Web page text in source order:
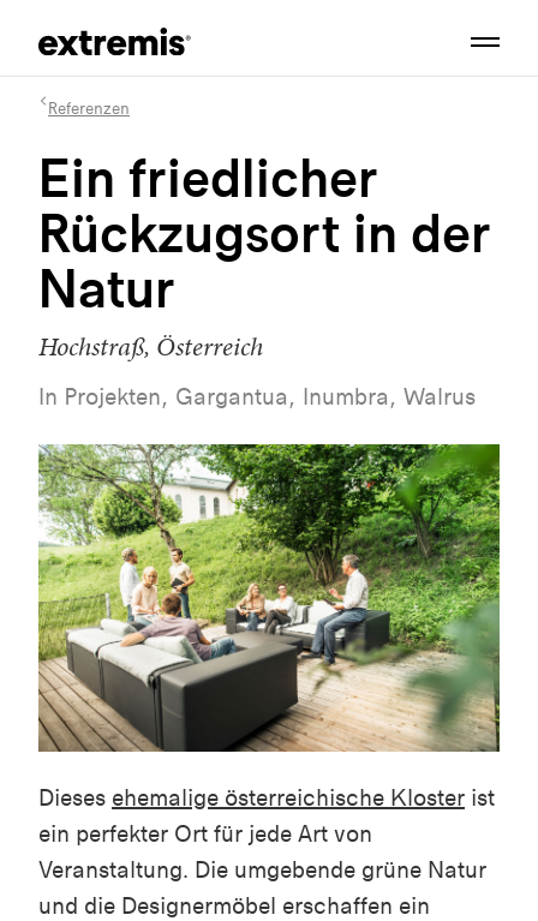
Referenzen
Ein friedlicher
Rückzugsort in der
Natur
Hochstraß, Österreich
In Projekten, Gargantua, Inumbra, Walrus
Dieses ehemalige österreichische Kloster ist
ein perfekter Ort für jede Art von
Veranstaltung. Die umgebende grüne Natur
und die Designermöbel erschaffen ein